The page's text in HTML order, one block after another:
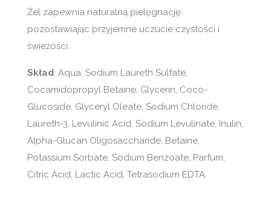
Żel zapewnia naturalną pielęgnację
pozostawiając przyjemne uczucie czystości i
świeżości.
Skład: Aqua, Sodium Laureth Sulfate,
Cocamidopropyl Betaine, Glycerin, Coco-
Glucoside, Glyceryl Oleate, Sodium Chloride,
Laureth-3, Levulinic Acid, Sodium Levulinate, Inulin,
Alpha-Glucan Oligosaccharide, Betaine,
Potassium Sorbate, Sodium Benzoate, Parfum,
Citric Acid, Lactic Acid, Tetrasodium EDTA.